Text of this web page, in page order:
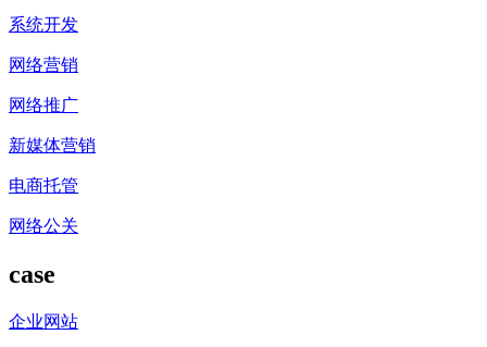
系统开发
网络营销
网络推广
新媒体营销
电商托管
网络公关
case
企业网站